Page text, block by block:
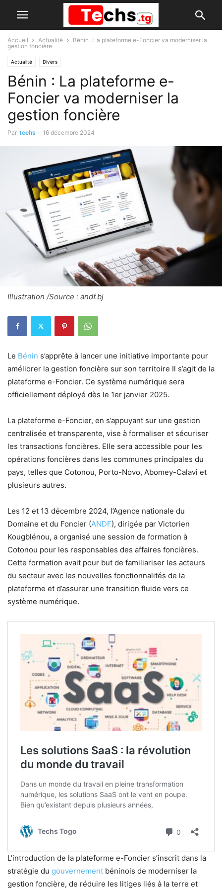
Accueil Actualité
Bénin : La plateforme e-Foncier va moderniser la
gestion foncière
Actualité Divers
Bénin : La plateforme e-
Foncier va moderniser la
gestion foncière
Par techs - 16 décembre 2024
Illustration /Source : andf.bj
Le Bénin s’apprête à lancer une initiative importante pour
améliorer la gestion foncière sur son territoire Il s’agit de la
plateforme e-Foncier. Ce système numérique sera
officiellement déployé dès le 1er janvier 2025.
La plateforme e-Foncier, en s’appuyant sur une gestion
centralisée et transparente, vise à formaliser et sécuriser
les transactions foncières. Elle sera accessible pour les
opérations foncières dans les communes principales du
pays, telles que Cotonou, Porto-Novo, Abomey-Calavi et
plusieurs autres.
Les 12 et 13 décembre 2024, l’Agence nationale du
Domaine et du Foncier (ANDF), dirigée par Victorien
Kougblénou, a organisé une session de formation à
Cotonou pour les responsables des affaires foncières.
Cette formation avait pour but de familiariser les acteurs
du secteur avec les nouvelles fonctionnalités de la
plateforme et d’assurer une transition fluide vers ce
système numérique.
L’introduction de la plateforme e-Foncier s’inscrit dans la
stratégie du gouvernement béninois de moderniser la
gestion foncière, de réduire les litiges liés à la terre et